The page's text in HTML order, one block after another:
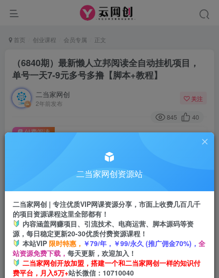
首页 创业课程 会员专属 正文
（6840期）最新懒人立邦阅读全自动挂机项目，
单号一天7-9元多号多撸【脚本+教程】
二当家网创
2年前发布
关注
845 40
此内容为付费阅读，请付费后查看
会员专属资源
会员免费
开通会员
付费阅读
二当家网创资源站
二当家网创 | 专注优质VIP网课资源分享，市面上收费几百几千
的项目资源课程这里全部都有！
内容涵盖网赚项目、引流技术、电商运营、脚本源码等资
源，每日稳定更新20-30优质付费资源课程！
本站VIP 限时特惠， ￥79/年，￥99/永久 (推广佣金70%)， 全
站资源免费下载， 每天更新，欢迎加入！
二当家网创开放加盟，搭建一个和二当家网创一样的知识付
费平台，月入5万+站长微信：10710040